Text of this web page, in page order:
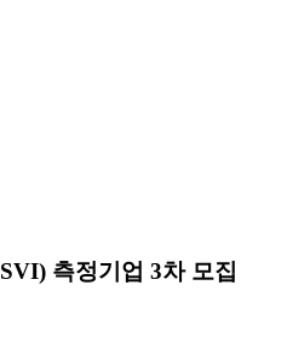
측정기업 3차 모집